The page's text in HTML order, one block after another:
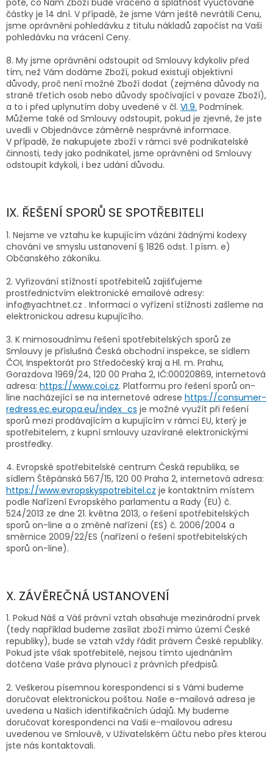
poté, co Nám Zboží bude vráceno a splatnost vyúčtované
částky je 14 dní. V případě, že jsme Vám ještě nevrátili Cenu,
jsme oprávněni pohledávku z titulu nákladů započíst na Vaši
pohledávku na vrácení Ceny.
8. My jsme oprávněni odstoupit od Smlouvy kdykoliv před
tím, než Vám dodáme Zboží, pokud existují objektivní
důvody, proč není možné Zboží dodat (zejména důvody na
straně třetích osob nebo důvody spočívající v povaze Zboží),
a to i před uplynutím doby uvedené v čl. VI.9. Podmínek.
Můžeme také od Smlouvy odstoupit, pokud je zjevné, že jste
uvedli v Objednávce záměrně nesprávné informace.
V případě, že nakupujete zboží v rámci své podnikatelské
činnosti, tedy jako podnikatel, jsme oprávněni od Smlouvy
odstoupit kdykoli, i bez udání důvodu.
IX. ŘEŠENÍ SPORŮ SE SPOTŘEBITELI
1. Nejsme ve vztahu ke kupujícím vázáni žádnými kodexy
chování ve smyslu ustanovení § 1826 odst. 1 písm. e)
Občanského zákoníku.
2. Vyřizování stížností spotřebitelů zajišťujeme
prostřednictvím elektronické emailové adresy:
info@yachtnet.cz . Informaci o vyřízení stížnosti zašleme na
elektronickou adresu kupujícího.
3. K mimosoudnímu řešení spotřebitelských sporů ze
Smlouvy je příslušná Česká obchodní inspekce, se sídlem
ČOI, Inspektorát pro Středočeský kraj a Hl. m. Prahu,
Gorazdova 1969/24, 120 00 Praha 2, IČ:00020869, internetová
adresa: https://www.coi.cz. Platformu pro řešení sporů on-
line nacházející se na internetové adrese https://consumer-
redress.ec.europa.eu/index_cs je možné využít při řešení
sporů mezi prodávajícím a kupujícím v rámci EU, který je
spotřebitelem, z kupní smlouvy uzavírané elektronickými
prostředky.
4. Evropské spotřebitelské centrum Česká republika, se
sídlem Štěpánská 567/15, 120 00 Praha 2, internetová adresa:
https://www.evropskyspotrebitel.cz je kontaktním místem
podle Nařízení Evropského parlamentu a Rady (EU) č.
524/2013 ze dne 21. května 2013, o řešení spotřebitelských
sporů on-line a o změně nařízení (ES) č. 2006/2004 a
směrnice 2009/22/ES (nařízení o řešení spotřebitelských
sporů on-line).
X. ZÁVĚREČNÁ USTANOVENÍ
1. Pokud Náš a Váš právní vztah obsahuje mezinárodní prvek
(tedy například budeme zasílat zboží mimo území České
republiky), bude se vztah vždy řádit právem České republiky.
Pokud jste však spotřebitelé, nejsou tímto ujednáním
dotčena Vaše práva plynoucí z právních předpisů.
2. Veškerou písemnou korespondenci si s Vámi budeme
doručovat elektronickou poštou. Naše e-mailová adresa je
uvedena u Našich identifikačních údajů. My budeme
doručovat korespondenci na Vaši e-mailovou adresu
uvedenou ve Smlouvě, v Uživatelském účtu nebo přes kterou
jste nás kontaktovali.